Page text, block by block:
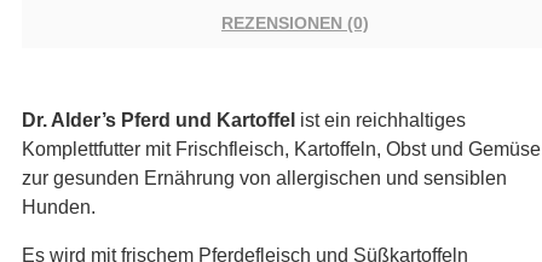
REZENSIONEN (0)
Dr. Alder’s Pferd und Kartoffel ist ein reichhaltiges
Komplettfutter mit Frischfleisch, Kartoffeln, Obst und Gemüse
zur gesunden Ernährung von allergischen und sensiblen
Hunden.
Es wird mit frischem Pferdefleisch und Süßkartoffeln